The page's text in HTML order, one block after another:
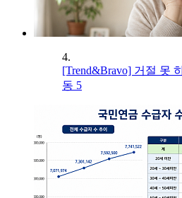
4.
[Trend&Bravo] 거절 못
동 5